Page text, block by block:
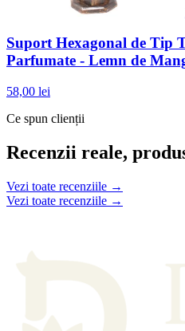
Suport Hexagonal de Tip
Parfumate - Lemn de
58,00 lei
Ce spun clienții
Recenzii reale,
Vezi toate recenziile →
Vezi toate recenziile →